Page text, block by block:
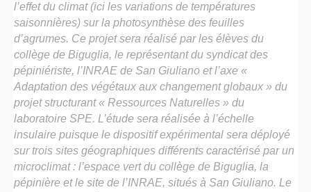
l’effet du climat (ici les variations de températures
saisonnières) sur la photosynthèse des feuilles
d’agrumes. Ce projet sera réalisé par les élèves du
collège de Biguglia, le représentant du syndicat des
pépiniériste, l’INRAE de San Giuliano et l’axe «
Adaptation des végétaux aux changement globaux » du
projet structurant « Ressources Naturelles » du
laboratoire SPE. L’étude sera réalisée à l’échelle
insulaire puisque le dispositif expérimental sera déployé
sur trois sites géographiques différents caractérisé par un
microclimat : l’espace vert du collège de Biguglia, la
pépinière et le site de l’INRAE, situés à San Giuliano. Le